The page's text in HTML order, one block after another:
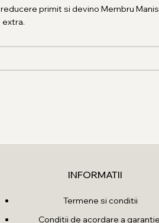
primit si devino Membru
INFORMATII
Termene si conditii
Conditii de acordare a